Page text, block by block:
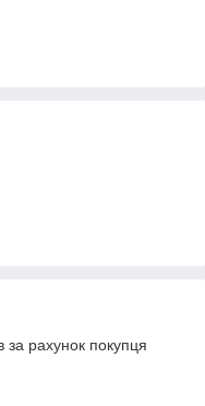
рахунок покупця